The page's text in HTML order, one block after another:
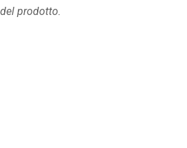
prodotto.